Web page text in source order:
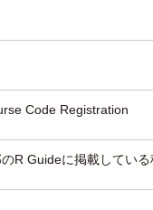
Code Registration
R Guideに掲載している